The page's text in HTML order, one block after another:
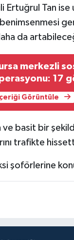
Ertuğrul Tan
da
merkezli
17
İçeriği Görüntüle
ve basit bir
trafikte
şoförlerine